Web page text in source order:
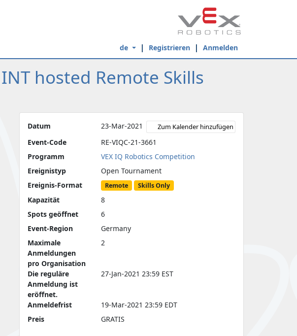
de Registrieren Anmelden
hosted Remote Skills
Datum 23-Mar-2021 Zum Kalender hinzufügen
Event-Code
RE-VIQC-21-3661
Programm
VEX IQ Robotics Competition
Ereignistyp
Open Tournament
Ereignis-Format
Remote Skills Only
Kapazität
8
Spots geöffnet
6
Event-Region
Germany
Maximale
Anmeldungen
pro Organisation
2
Die reguläre
Anmeldung ist
eröffnet.
27-Jan-2021 23:59 EST
Anmeldefrist
19-Mar-2021 23:59 EDT
Preis
GRATIS